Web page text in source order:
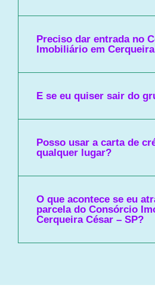
Preciso dar entrada no
Imobiliário em
E se eu quiser sair do
Posso usar a carta de
qualquer lugar?
O que acontece se eu
parcela do Consórcio
Cerqueira César – SP?